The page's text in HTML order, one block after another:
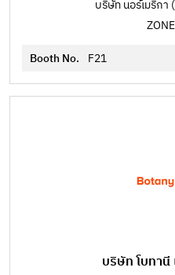
บริษัท นอร์เมริกา
Booth No. F21
บริษัท โบทา